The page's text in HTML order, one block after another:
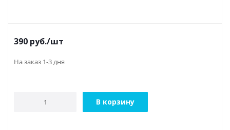
390 руб./шт
На заказ 1-3 дня
В корзину